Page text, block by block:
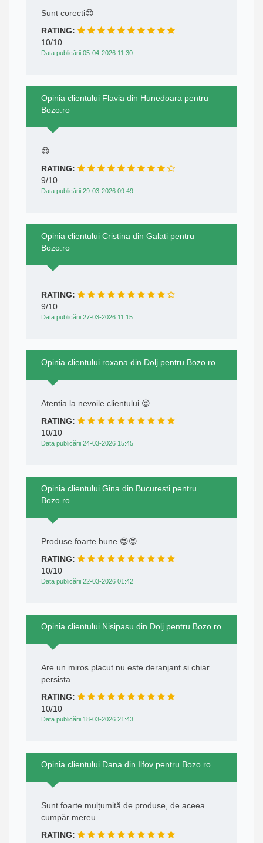
Sunt corecti😍
RATING:
10/10
Data publicării 05-04-2026 11:30
Opinia clientului Flavia din Hunedoara pentru
Bozo.ro
😍
RATING:
9/10
Data publicării 29-03-2026 09:49
Opinia clientului Cristina din Galati pentru
Bozo.ro
RATING:
9/10
Data publicării 27-03-2026 11:15
Opinia clientului roxana din Dolj pentru Bozo.ro
Atentia la nevoile clientului.😍
RATING:
10/10
Data publicării 24-03-2026 15:45
Opinia clientului Gina din Bucuresti pentru
Bozo.ro
Produse foarte bune 😍😍
RATING:
10/10
Data publicării 22-03-2026 01:42
Opinia clientului Nisipasu din Dolj pentru Bozo.ro
Are un miros placut nu este deranjant si chiar
persista
RATING:
10/10
Data publicării 18-03-2026 21:43
Opinia clientului Dana din Ilfov pentru Bozo.ro
Sunt foarte mulțumită de produse, de aceea
cumpăr mereu.
RATING: